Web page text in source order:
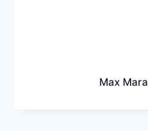
Max Mara